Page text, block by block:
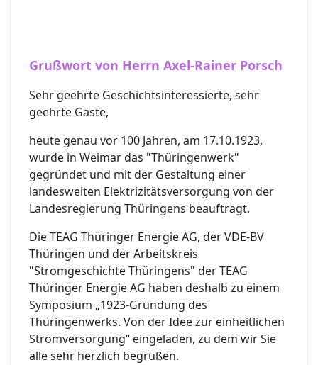
Grußwort von Herrn Axel-Rainer Porsch
Sehr geehrte Geschichtsinteressierte, sehr
geehrte Gäste,
heute genau vor 100 Jahren, am 17.10.1923,
wurde in Weimar das "Thüringenwerk"
gegründet und mit der Gestaltung einer
landesweiten Elektrizitätsversorgung von der
Landesregierung Thüringens beauftragt.
Die TEAG Thüringer Energie AG, der VDE-BV
Thüringen und der Arbeitskreis
"Stromgeschichte Thüringens" der TEAG
Thüringer Energie AG haben deshalb zu einem
Symposium „1923-Gründung des
Thüringenwerks. Von der Idee zur einheitlichen
Stromversorgung“ eingeladen, zu dem wir Sie
alle sehr herzlich begrüßen.